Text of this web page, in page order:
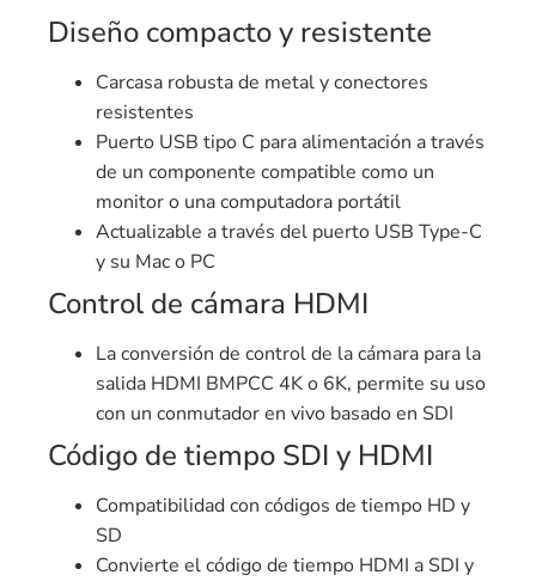
Diseño compacto y resistente
Carcasa robusta de metal y conectores
resistentes
Puerto USB tipo C para alimentación a través
de un componente compatible como un
monitor o una computadora portátil
Actualizable a través del puerto USB Type-C
y su Mac o PC
Control de cámara HDMI
La conversión de control de la cámara para la
salida HDMI BMPCC 4K o 6K, permite su uso
con un conmutador en vivo basado en SDI
Código de tiempo SDI y HDMI
Compatibilidad con códigos de tiempo HD y
SD
Convierte el código de tiempo HDMI a SDI y